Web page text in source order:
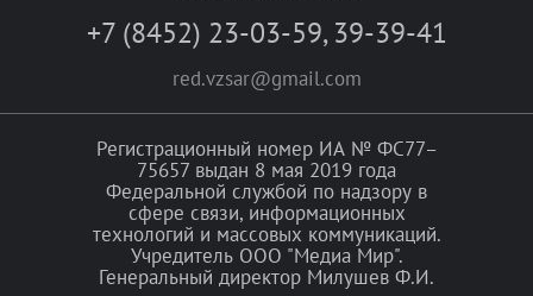
+7 (8452) 23-03-59, 39-39-41
red.vzsar@gmail.com
Регистрационный номер ИА № ФС77–
75657 выдан 8 мая 2019 года
Федеральной службой по надзору в
сфере связи, информационных
технологий и массовых коммуникаций.
Учредитель ООО "Медиа Мир".
Генеральный директор Милушев Ф.И.